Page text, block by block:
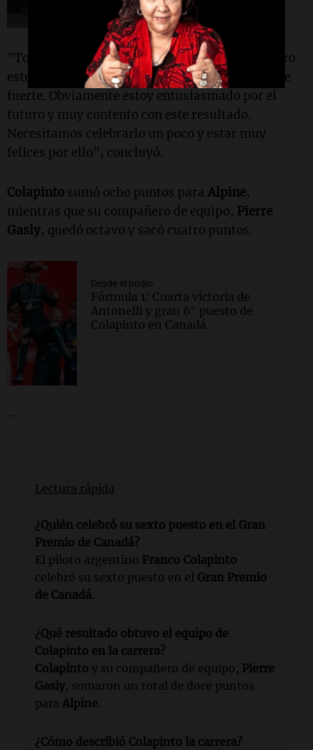
"Todavía tenemos mucho trabajo por hacer, pero
este fin de semana fue muy positivo y realmente
fuerte. Obviamente estoy entusiasmado por el
futuro y muy contento con este resultado.
Necesitamos celebrarlo un poco y estar muy
felices por ello", concluyó.
Colapinto sumó ocho puntos para Alpine,
mientras que su compañero de equipo, Pierre
Gasly, quedó octavo y sacó cuatro puntos.
Desde el podio
Fórmula 1: Cuarta victoria de
Antonelli y gran 6° puesto de
Colapinto en Canadá
-
Lectura rápida
¿Quién celebró su sexto puesto en el Gran
Premio de Canadá?
El piloto argentino Franco Colapinto
celebró su sexto puesto en el Gran Premio
de Canadá.
¿Qué resultado obtuvo el equipo de
Colapinto en la carrera?
Colapinto y su compañero de equipo, Pierre
Gasly, sumaron un total de doce puntos
para Alpine.
¿Cómo describió Colapinto la carrera?